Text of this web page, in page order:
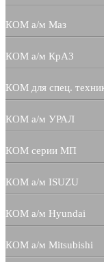
КОМ а/м Маз
КОМ а/м КрАЗ
КОМ для спец.
КОМ а/м УРАЛ
КОМ серии МП
КОМ а/м ISUZU
КОМ а/м Hyundai
КОМ а/м Mitsubishi